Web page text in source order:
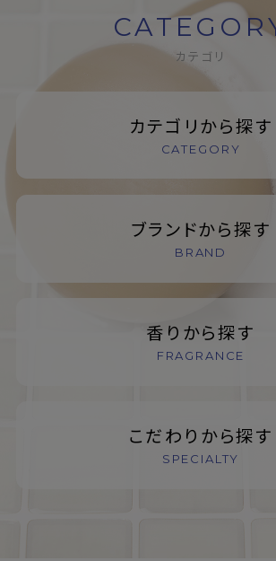
カテゴリ
カテゴリから探す
CATEGORY
ブランドから探す
BRAND
香りから探す
FRAGRANCE
こだわりから探す
SPECIALTY